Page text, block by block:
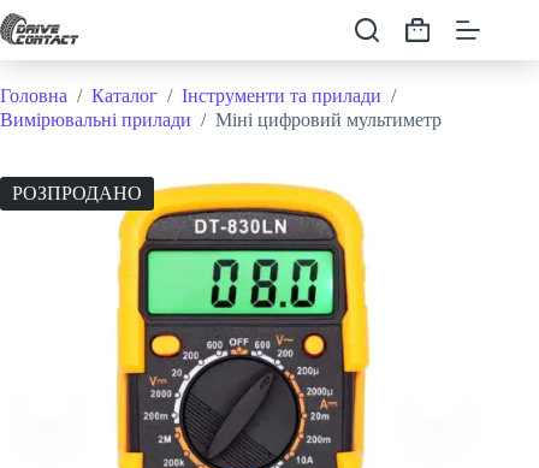
Перейти
до
Кошик
Головна / Каталог / Інструменти та прилади /
Вимірювальні прилади / Міні цифровий мультиметр
РОЗПРОДАНО